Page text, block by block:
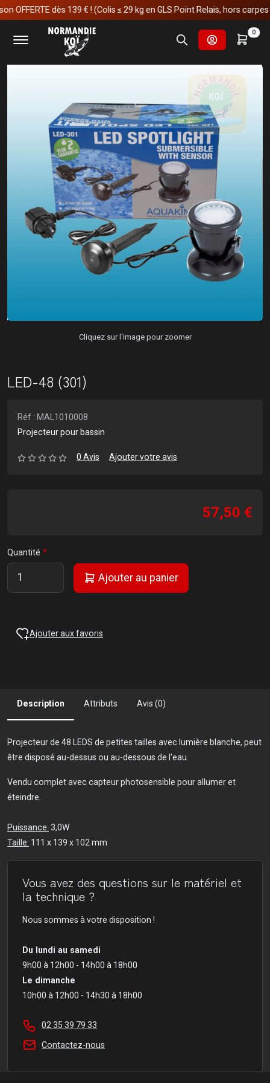
dès 139 € ! (Colis ≤ 29 kg en GLS Point Relais, hors carpes koï)
0
Accueil
Fournitures et technologies pour les bassins
Eclairages de bassin
Cliquez sur l'image pour zoomer
LED-48 (301)
Réf : MAL1010008
Projecteur pour bassin
0 Avis Ajouter votre avis
57,50 €
Quantité
Ajouter au panier
Ajouter aux favoris
Description Attributs Avis (0)
Projecteur de 48 LEDS de petites tailles avec lumière blanche, peut
être disposé au-dessus ou au-dessous de l'eau.
Vendu complet avec capteur photosensible pour allumer et
éteindre.
Puissance: 3,0W
Taille: 111 x 139 x 102 mm
Vous avez des questions sur le matériel et
la technique ?
Nous sommes à votre disposition !
Du lundi au samedi
9h00 à 12h00 - 14h00 à 18h00
Le dimanche
10h00 à 12h00 - 14h30 à 18h00
02 35 39 79 33
Contactez-nous